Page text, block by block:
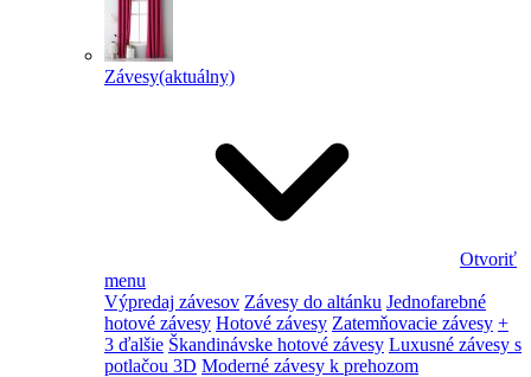
Závesy(aktuálny)
Otvoriť
menu
Výpredaj závesov Závesy do altánku Jednofarebné
hotové závesy Hotové závesy Zatemňovacie závesy +
3 ďalšie Škandinávske hotové závesy Luxusné závesy s
potlačou 3D Moderné závesy k prehozom